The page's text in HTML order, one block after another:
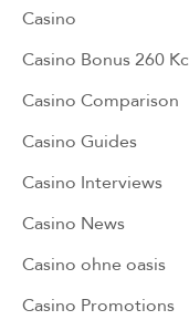
Casino
Casino Bonus 260 Kc
Casino Comparison
Casino Guides
Casino Interviews
Casino News
Casino ohne oasis
Casino Promotions